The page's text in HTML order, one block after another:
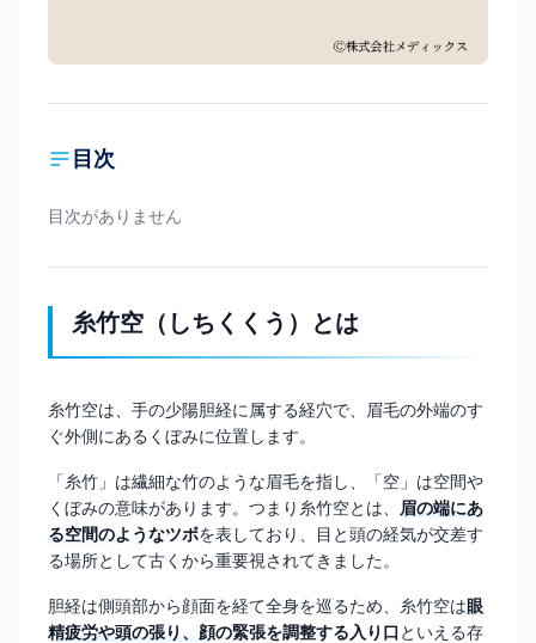
目次
目次がありません
糸竹空（しちくくう）とは
糸竹空は、手の少陽胆経に属する経穴で、眉毛の外端のす
ぐ外側にあるくぼみに位置します。
「糸竹」は繊細な竹のような眉毛を指し、「空」は空間や
くぼみの意味があります。つまり糸竹空とは、 眉の端にあ
る空間のようなツボを表しており、目と頭の経気が交差す
る場所として古くから重要視されてきました。
胆経は側頭部から顔面を経て全身を巡るため、糸竹空は眼
精疲労や頭の張り、顔の緊張を調整する入り口 といえる存